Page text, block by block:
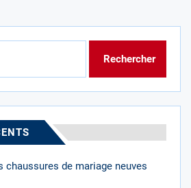
chaussures de mariage neuves